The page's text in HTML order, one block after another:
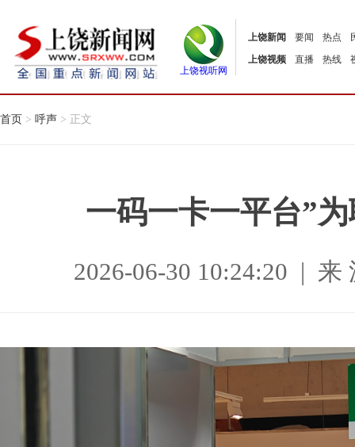
上饶视听网
上饶新闻 要闻 热点
上饶视频
直播 热线
首页 > 呼声 > 正文
一码一卡一平台”
2026-06-30 10:24:20 |